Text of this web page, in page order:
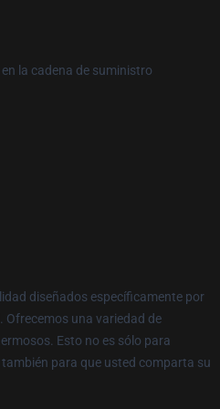
la cadena de suministro
diseñados específicamente por
Ofrecemos una variedad de
Esto no es sólo para
para que usted comparta su